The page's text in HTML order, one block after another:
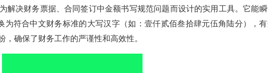
解决财务票据、合同签订中金额书写规范问题而设计的实用工具。它能
为符合中文财务标准的大写汉字（如：壹仟贰佰叁拾肆元伍角陆分），
确保了财务工作的严谨性和高效性。